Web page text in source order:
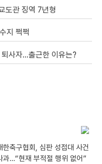
도관 징역 7년형
지 쩍쩍
사자…출근한 이유는?
한축구협회, 심판 성접대 사건
과…“현재 부적절 행위 없어”